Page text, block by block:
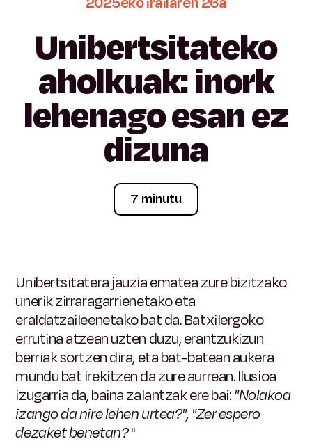
Unibertsitateko
aholkuak:inork
lehenagoesanez
dizuna
7 minutu
Unibertsitatera jauzia ematea zure bizitzako
unerik zirraragarrienetako eta
eraldatzaileenetako bat da. Batxilergoko
errutina atzean uzten duzu, erantzukizun
berriak sortzen dira, eta bat-batean aukera
mundu bat irekitzen da zure aurrean. Ilusioa
izugarria da, baina zalantzak ere bai: "Nolakoa
izango da nire lehen urtea?", "Zer espero
dezaket benetan?"